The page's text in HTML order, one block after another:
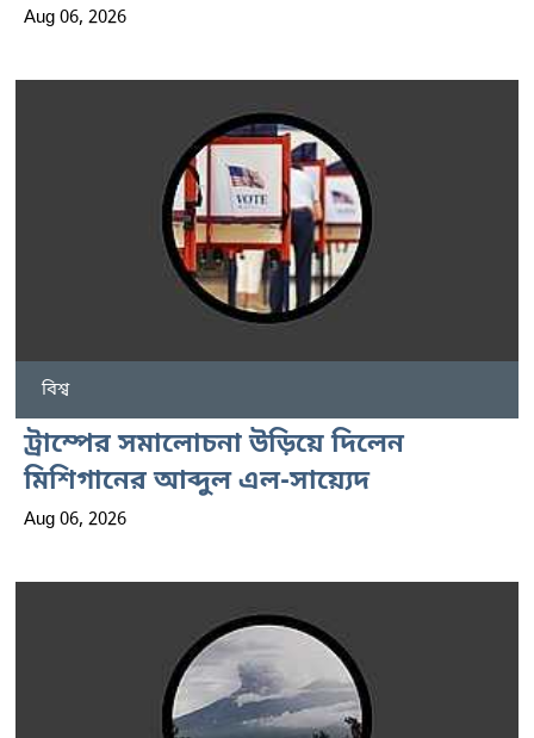
Aug 06, 2026
বিশ্ব
ট্রাম্পের সমালোচনা উড়িয়ে দিলেন
মিশিগানের আব্দুল এল-সায়্যেদ
Aug 06, 2026